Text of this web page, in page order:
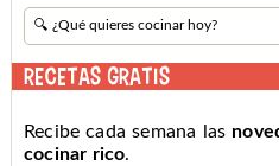
RECETAS GRATIS
Recibe cada semana las
cocinar rico.